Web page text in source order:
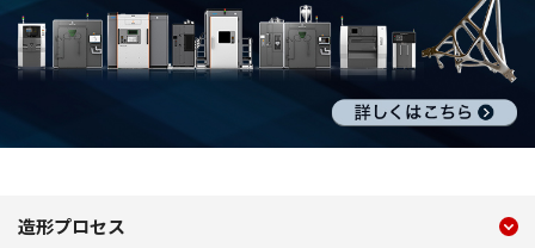
金属3Dプリンター 情報サ
造形プロセス